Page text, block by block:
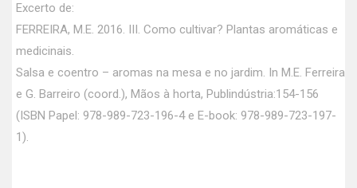
Excerto de:
FERREIRA, M.E. 2016. III. Como cultivar? Plantas aromáticas e
medicinais.
Salsa e coentro – aromas na mesa e no jardim. In M.E. Ferreira
e G. Barreiro (coord.), Mãos à horta, Publindústria:154-156
(ISBN Papel: 978-989-723-196-4 e E-book: 978-989-723-197-
1).